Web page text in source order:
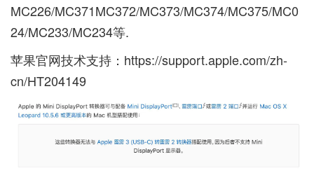
MC226/MC371MC372/MC373/MC374/MC375/MC0
24/MC233/MC234等.
苹果官网技术支持： https://support.apple.com/zh-
cn/HT204149